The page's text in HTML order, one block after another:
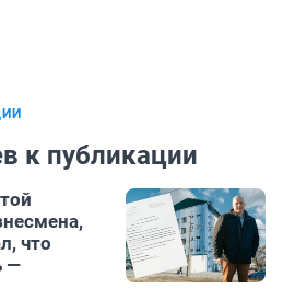
к публикации
что
—